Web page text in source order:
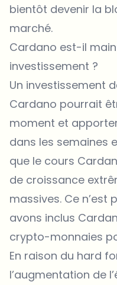
bientôt devenir la
marché.
Cardano est-il
investissement ?
Un investissement
Cardano pourrait
moment et
dans les semaines
que le cours
de croissance
massives. Ce n’est
avons inclus
crypto-monnaies
En raison du hard
l’augmentation de